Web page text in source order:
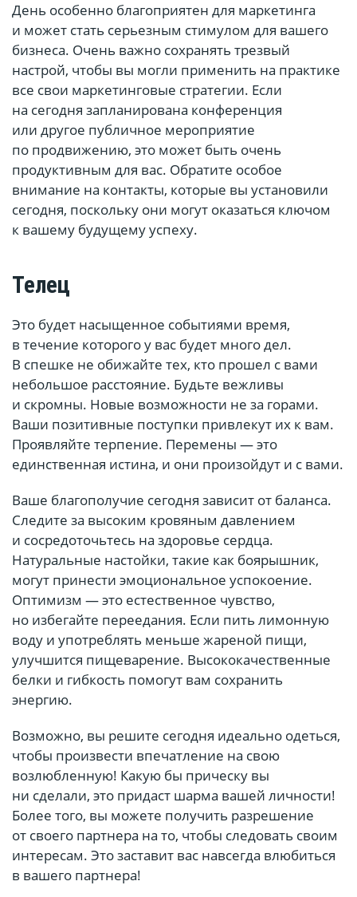
День особенно благоприятен для маркетинга
и может стать серьезным стимулом для вашего
бизнеса. Очень важно сохранять трезвый
настрой, чтобы вы могли применить на практике
все свои маркетинговые стратегии. Если
на сегодня запланирована конференция
или другое публичное мероприятие
по продвижению, это может быть очень
продуктивным для вас. Обратите особое
внимание на контакты, которые вы установили
сегодня, поскольку они могут оказаться ключом
к вашему будущему успеху.
Телец
Это будет насыщенное событиями время,
в течение которого у вас будет много дел.
В спешке не обижайте тех, кто прошел с вами
небольшое расстояние. Будьте вежливы
и скромны. Новые возможности не за горами.
Ваши позитивные поступки привлекут их к вам.
Проявляйте терпение. Перемены — это
единственная истина, и они произойдут и с вами.
Ваше благополучие сегодня зависит от баланса.
Следите за высоким кровяным давлением
и сосредоточьтесь на здоровье сердца.
Натуральные настойки, такие как боярышник,
могут принести эмоциональное успокоение.
Оптимизм — это естественное чувство,
но избегайте переедания. Если пить лимонную
воду и употреблять меньше жареной пищи,
улучшится пищеварение. Высококачественные
белки и гибкость помогут вам сохранить
энергию.
Возможно, вы решите сегодня идеально одеться,
чтобы произвести впечатление на свою
возлюбленную! Какую бы прическу вы
ни сделали, это придаст шарма вашей личности!
Более того, вы можете получить разрешение
от своего партнера на то, чтобы следовать своим
интересам. Это заставит вас навсегда влюбиться
в вашего партнера!